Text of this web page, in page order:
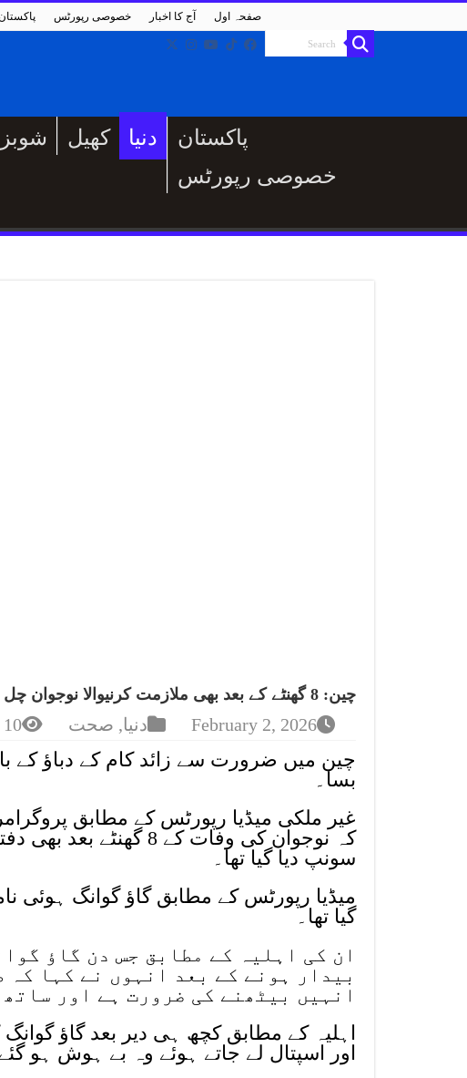
خصوصی رپورٹس آج کا اخبار صفحہ اول
شوبز کھیل دنیا
پاکستان
خصوصی رپورٹس
چین: 8 گھنٹے کے بعد بھی ملازمت کرنیوالا نوجوان چل بسا
February 2, 2026 دنیا, صحت 10 Views
بسا۔
غیر ملکی میڈیا رپورٹس کے مطابق
کہ نوجوان کی وفات کے
سونپ دیا گیا تھا۔
گیا تھا۔
ان کی اہلیہ کے مطابق جس دن گاؤ
بیدار ہونے کے بعد انہوں نے کہا
انہیں بیٹھنے کی ضرورت ہے اور
اہلیہ کے مطابق کچھ ہی دیر بعد گاؤ
اور اسپتال لے جاتے ہوئے وہ بے ہوش ہو